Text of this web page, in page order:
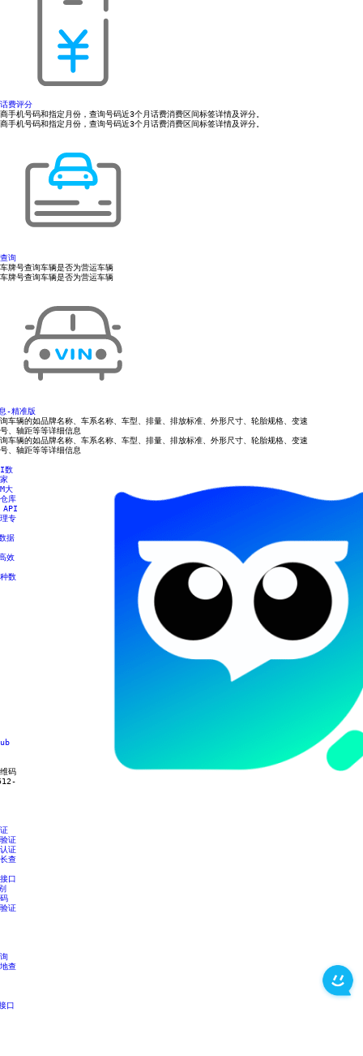
费评分
手机号码和指定月份，查询号码近3个月话费消费区间标签详情及评分。
手机号码和指定月份，查询号码近3个月话费消费区间标签详情及评分。
询
牌号查询车辆是否为营运车辆
牌号查询车辆是否为营运车辆
-精准版
车辆的如品牌名称、车系名称、车型、排量、排放标准、外形尺寸、轮胎规格、变速
、轴距等等详细信息
车辆的如品牌名称、车系名称、车型、排量、排放标准、外形尺寸、轮胎规格、变速
、轴距等等详细信息
数
大
库
API
专
据
效
数
码
证
证
查
口
证
查
口